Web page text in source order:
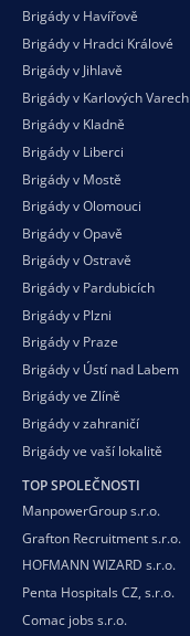
Brigády v Havířově
Brigády v Hradci Králové
Brigády v Jihlavě
Brigády v Karlových Varech
Brigády v Kladně
Brigády v Liberci
Brigády v Mostě
Brigády v Olomouci
Brigády v Opavě
Brigády v Ostravě
Brigády v Pardubicích
Brigády v Plzni
Brigády v Praze
Brigády v Ústí nad Labem
Brigády ve Zlíně
Brigády v zahraničí
Brigády ve vaší lokalitě
TOP SPOLEČNOSTI
ManpowerGroup s.r.o.
Grafton Recruitment s.r.o.
HOFMANN WIZARD s.r.o.
Penta Hospitals CZ, s.r.o.
Comac jobs s.r.o.